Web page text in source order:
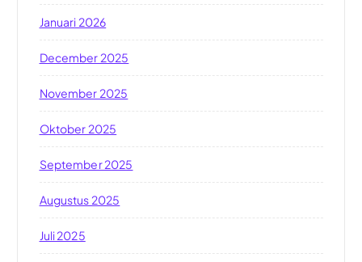
Januari 2026
December 2025
November 2025
Oktober 2025
September 2025
Augustus 2025
Juli 2025